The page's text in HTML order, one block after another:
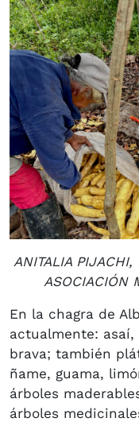
ANITALIA PIJACHI,
ASOCIACIÓN
En la chagra de
actualmente: asaí,
brava; también
ñame, guama,
árboles
árboles